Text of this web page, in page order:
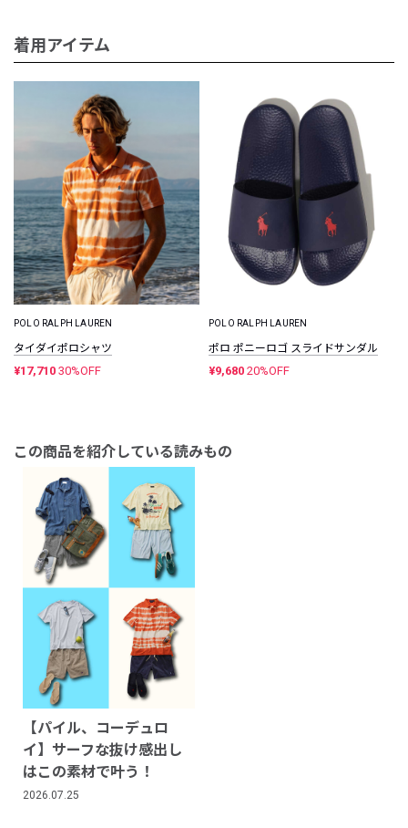
着用アイテム
POLO RALPH LAUREN
タイダイポロシャツ
¥17,710 30%OFF
POLO RALPH LAUREN
ポロ ポニーロゴ スライドサンダル
¥9,680 20%OFF
この商品を紹介している読みもの
【パイル、コーデュロ
イ】サーフな抜け感出し
はこの素材で叶う！
2026.07.25